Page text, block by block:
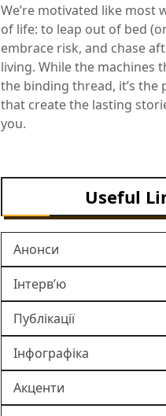
We’re motivated like most
of life: to leap out of bed
embrace risk, and chase
living. While the machines
the binding thread, it’s the
that create the lasting
you.
Useful
Анонси
Інтерв’ю
Публікації
Інфографіка
Акценти